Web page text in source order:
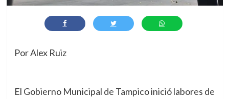
Por Alex Ruiz
El Gobierno Municipal de Tampico inició labores de